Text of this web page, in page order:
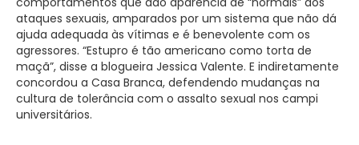
ataques sexuais, amparados por um sistema que não dá
ajuda adequada às vítimas e é benevolente com os
agressores. “Estupro é tão americano como torta de
maçã”, disse a blogueira Jessica Valente. E indiretamente
concordou a Casa Branca, defendendo mudanças na
cultura de tolerância com o assalto sexual nos campi
universitários.